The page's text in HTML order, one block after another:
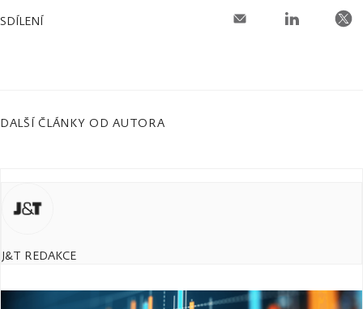
SDÍLENÍ
DALŠÍ ČLÁNKY OD AUTORA
J&T REDAKCE